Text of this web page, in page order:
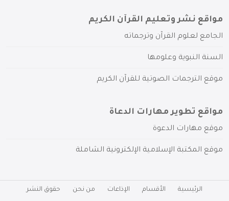
مواقع نشر وتعليم القرآن الكريم
الجامع لعلوم القرآن وترجماته
السنة النبوية وعلومها
موقع الترجمات الصوتية للقرآن الكريم
مواقع تطوير مهارات الدعاة
موقع مهارات الدعوة
موقع المكتبة الإسلامية الإلكترونية الشاملة
الرئيسية الأقسام الإذاعات من نحن حقوق النشر